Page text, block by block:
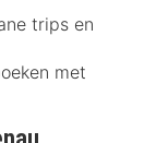
trips en
met